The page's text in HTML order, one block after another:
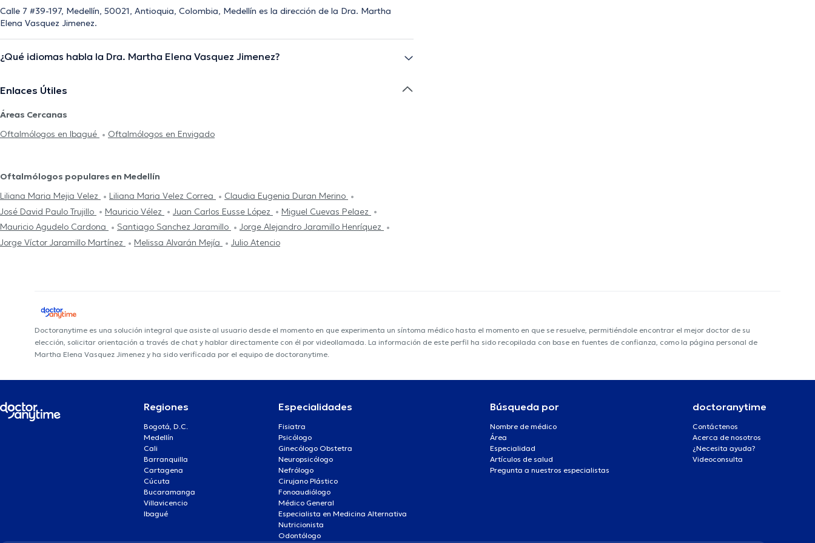
Calle 7 #39-197, Medellín, 50021, Antioquia, Colombia, Medellín es la dirección de la Dra. Martha
Elena Vasquez Jimenez.
¿Qué idiomas habla la Dra. Martha Elena Vasquez Jimenez?
Enlaces Útiles
Áreas Cercanas
Oftalmólogos en Ibagué
Oftalmólogos en Envigado
Oftalmólogos populares en Medellín
Liliana Maria Mejia Velez
Liliana Maria Velez Correa
Claudia Eugenia Duran Merino
José David Paulo Trujillo
Mauricio Vélez Juan Carlos Eusse López
Miguel Cuevas Pelaez
Mauricio Agudelo Cardona
Santiago Sanchez Jaramillo
Jorge Alejandro Jaramillo Henríquez
Jorge Víctor Jaramillo Martínez
Melissa Alvarán Mejía Julio Atencio
Doctoranytime es una solución integral que asiste al usuario desde el momento en que experimenta un síntoma médico hasta el momento en que se resuelve, permitiéndole encontrar el mejor doctor de su
elección, solicitar orientación a través de chat y hablar directamente con él por videollamada. La información de este perfil ha sido recopilada con base en fuentes de confianza, como la página personal de
Martha Elena Vasquez Jimenez y ha sido verificada por el equipo de doctoranytime.
Regiones
Bogotá, D.C.
Medellín
Cali
Barranquilla
Cartagena
Cúcuta
Bucaramanga
Villavicencio
Ibagué
Especialidades
Fisiatra
Psicólogo
Ginecólogo Obstetra
Neuropsicólogo
Nefrólogo
Cirujano Plástico
Fonoaudiólogo
Médico General
Especialista en Medicina Alternativa
Nutricionista
Odontólogo
Búsqueda por
Nombre de médico
Área
Especialidad
Artículos de salud
Pregunta a nuestros especialistas
doctoranytime
Contáctenos
Acerca de nosotros
¿Necesita ayuda?
Videoconsulta